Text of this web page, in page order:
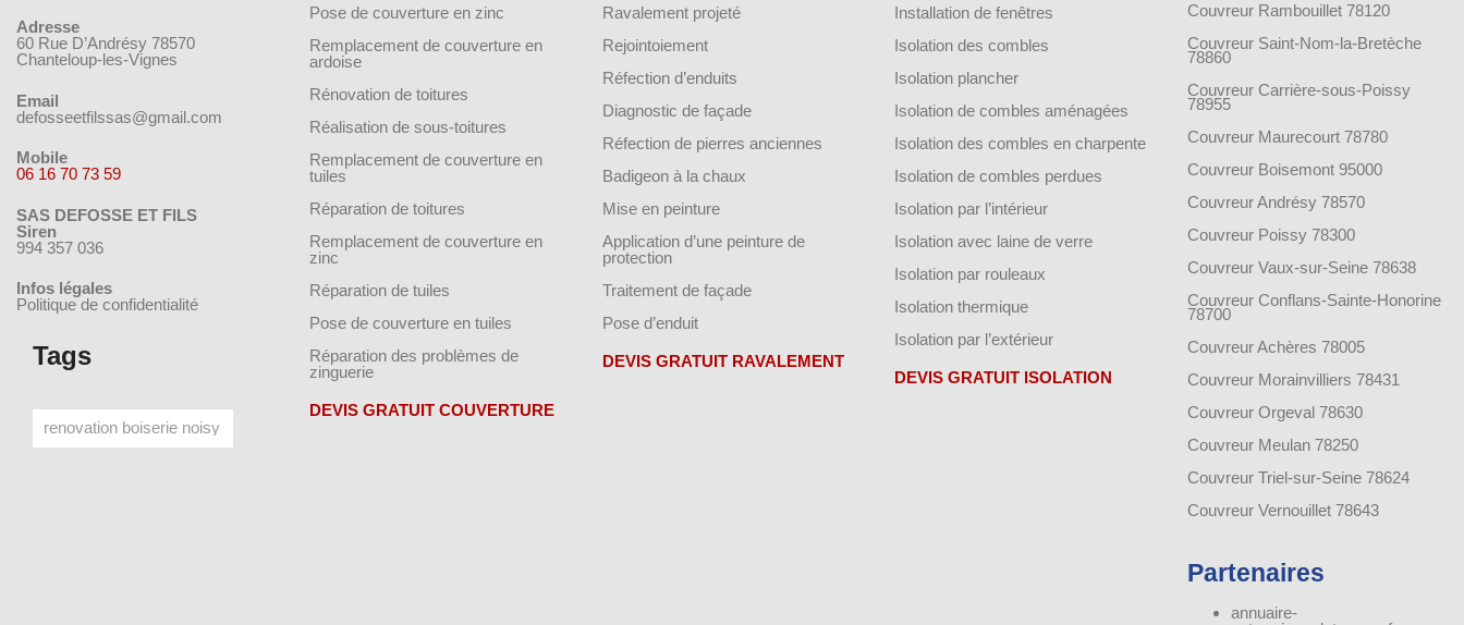
Adresse
60 Rue D’Andrésy 78570
Chanteloup-les-Vignes
Email
defosseetfilssas@gmail.com
Mobile
06 16 70 73 59
SAS DEFOSSE ET FILS
Siren
994 357 036
Infos légales
Politique de confidentialité
Tags
Pose de couverture en zinc
Remplacement de couverture en
ardoise
Rénovation de toitures
Réalisation de sous-toitures
Remplacement de couverture en
tuiles
Réparation de toitures
Remplacement de couverture en
zinc
Réparation de tuiles
Pose de couverture en tuiles
Réparation des problèmes de
zinguerie
DEVIS GRATUIT COUVERTURE
Ravalement projeté
Rejointoiement
Réfection d’enduits
Diagnostic de façade
Réfection de pierres anciennes
Badigeon à la chaux
Mise en peinture
Application d’une peinture de
protection
Traitement de façade
Pose d’enduit
DEVIS GRATUIT RAVALEMENT
Installation de fenêtres
Isolation des combles
Isolation plancher
Isolation de combles aménagées
Isolation des combles en charpente
Isolation de combles perdues
Isolation par l’intérieur
Isolation avec laine de verre
Isolation par rouleaux
Isolation thermique
Isolation par l’extérieur
DEVIS GRATUIT ISOLATION
Couvreur Rambouillet 78120
Couvreur Saint-Nom-la-Bretèche
78860
Couvreur Carrière-sous-Poissy
78955
Couvreur Maurecourt 78780
Couvreur Boisemont 95000
Couvreur Andrésy 78570
Couvreur Poissy 78300
Couvreur Vaux-sur-Seine 78638
Couvreur Conflans-Sainte-Honorine
78700
Couvreur Achères 78005
Couvreur Morainvilliers 78431
Couvreur Orgeval 78630
Couvreur Meulan 78250
Couvreur Triel-sur-Seine 78624
Couvreur Vernouillet 78643
Partenaires
annuaire-